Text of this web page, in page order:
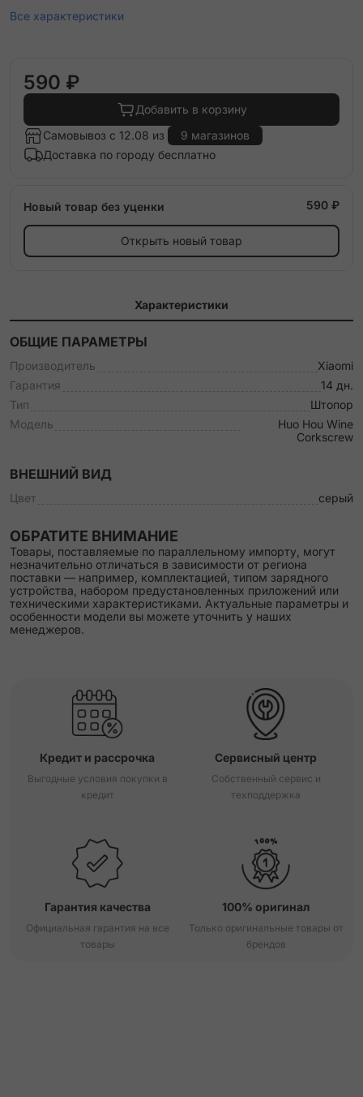
Все характеристики
590 ₽
Добавить в корзину
Самовывоз с 12.08 из
9 магазинов
Доставка по городу бесплатно
Новый товар без уценки 590 ₽
Открыть новый товар
Характеристики
ОБЩИЕ ПАРАМЕТРЫ
Производитель
Xiaomi
Гарантия
14 дн.
Тип
Штопор
Модель
Huo Hou Wine
Corkscrew
ВНЕШНИЙ ВИД
Цвет серый
ОБРАТИТЕ ВНИМАНИЕ
Товары, поставляемые по параллельному импорту, могут
незначительно отличаться в зависимости от региона
поставки — например, комплектацией, типом зарядного
устройства, набором предустановленных приложений или
техническими характеристиками. Актуальные параметры и
особенности модели вы можете уточнить у наших
менеджеров.
Кредит и рассрочка
Выгодные условия покупки в
кредит
Сервисный центр
Собственный сервис и
техподдержка
Гарантия качества
Официальная гарантия на все
товары
100% оригинал
Только оригинальные товары от
брендов